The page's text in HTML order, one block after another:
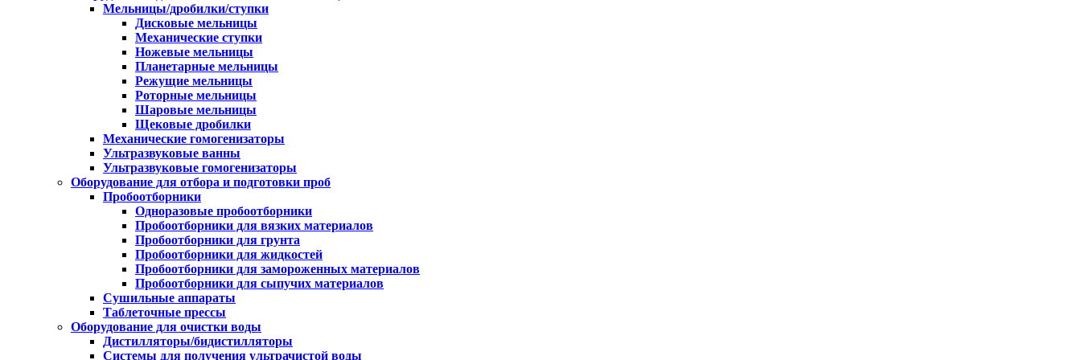
Мельницы/дробилки/ступки
Дисковые мельницы
Механические ступки
Ножевые мельницы
Планетарные мельницы
Режущие мельницы
Роторные мельницы
Шаровые мельницы
Щековые дробилки
Механические гомогенизаторы
Ультразвуковые ванны
Ультразвуковые гомогенизаторы
Оборудование для отбора и подготовки проб
Пробоотборники
Одноразовые пробоотборники
Пробоотборники для вязких материалов
Пробоотборники для грунта
Пробоотборники для жидкостей
Пробоотборники для замороженных материалов
Пробоотборники для сыпучих материалов
Сушильные аппараты
Таблеточные прессы
Оборудование для очистки воды
Дистилляторы/бидистилляторы
Системы для получения ультрачистой воды